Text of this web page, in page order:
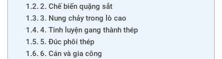
2. Chế biến quặng sắt
3. Nung chảy trong lò cao
4. Tinh luyện gang thành thép
5. Đúc phôi thép
6. Cán và gia công